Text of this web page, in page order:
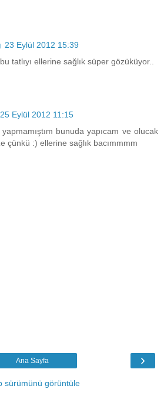
23 Eylül 2012 15:39
tatlıyı ellerine sağlık süper gözüküyor..
25 Eylül 2012 11:15
bunuda yapıcam ve olucak
çünkü :) ellerine sağlık bacımmmm
›
Ana Sayfa
sürümünü görüntüle